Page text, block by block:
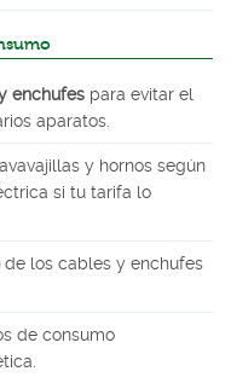
enchufes para evitar el
aparatos.
y hornos según
si tu tarifa lo
de los cables y enchufes
de consumo